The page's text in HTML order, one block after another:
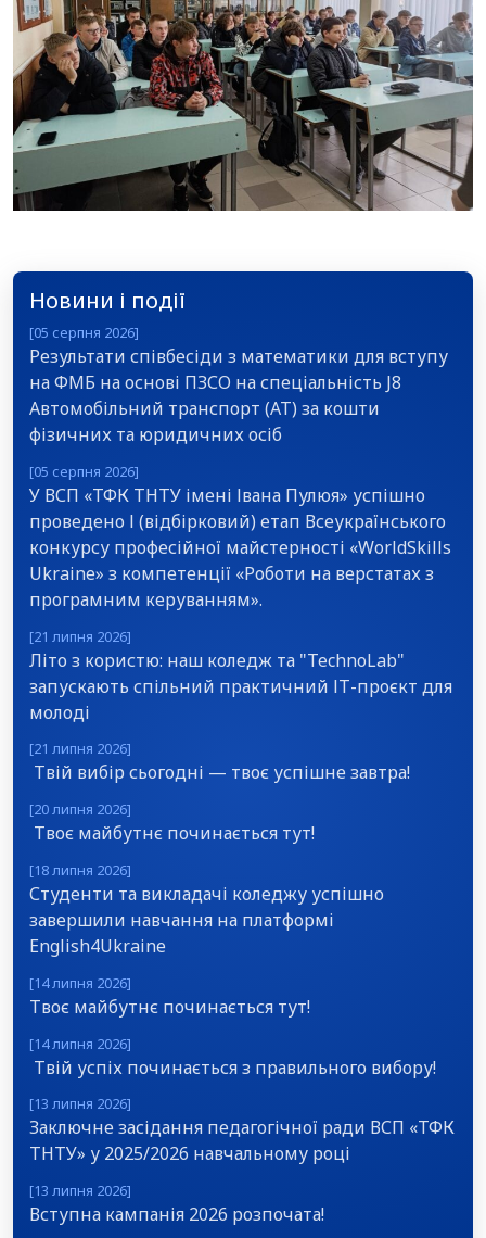
Новини і події
[05 серпня 2026]
Результати співбесіди з математики для вступу
на ФМБ на основі ПЗСО на спеціальність J8
Автомобільний транспорт (АТ) за кошти
фізичних та юридичних осіб
[05 серпня 2026]
У ВСП «ТФК ТНТУ імені Івана Пулюя» успішно
проведено І (відбірковий) етап Всеукраїнського
конкурсу професійної майстерності «WorldSkills
Ukraine» з компетенції «Роботи на верстатах з
програмним керуванням».
[21 липня 2026]
Літо з користю: наш коледж та "TechnoLab"
запускають спільний практичний ІТ-проєкт для
молоді
[21 липня 2026]
Твій вибір сьогодні — твоє успішне завтра!
[20 липня 2026]
Твоє майбутнє починається тут!
[18 липня 2026]
Студенти та викладачі коледжу успішно
завершили навчання на платформі
English4Ukraine
[14 липня 2026]
Твоє майбутнє починається тут!
[14 липня 2026]
Твій успіх починається з правильного вибору!
[13 липня 2026]
Заключне засідання педагогічної ради ВСП «ТФК
ТНТУ» у 2025/2026 навчальному році
[13 липня 2026]
Вступна кампанія 2026 розпочата!